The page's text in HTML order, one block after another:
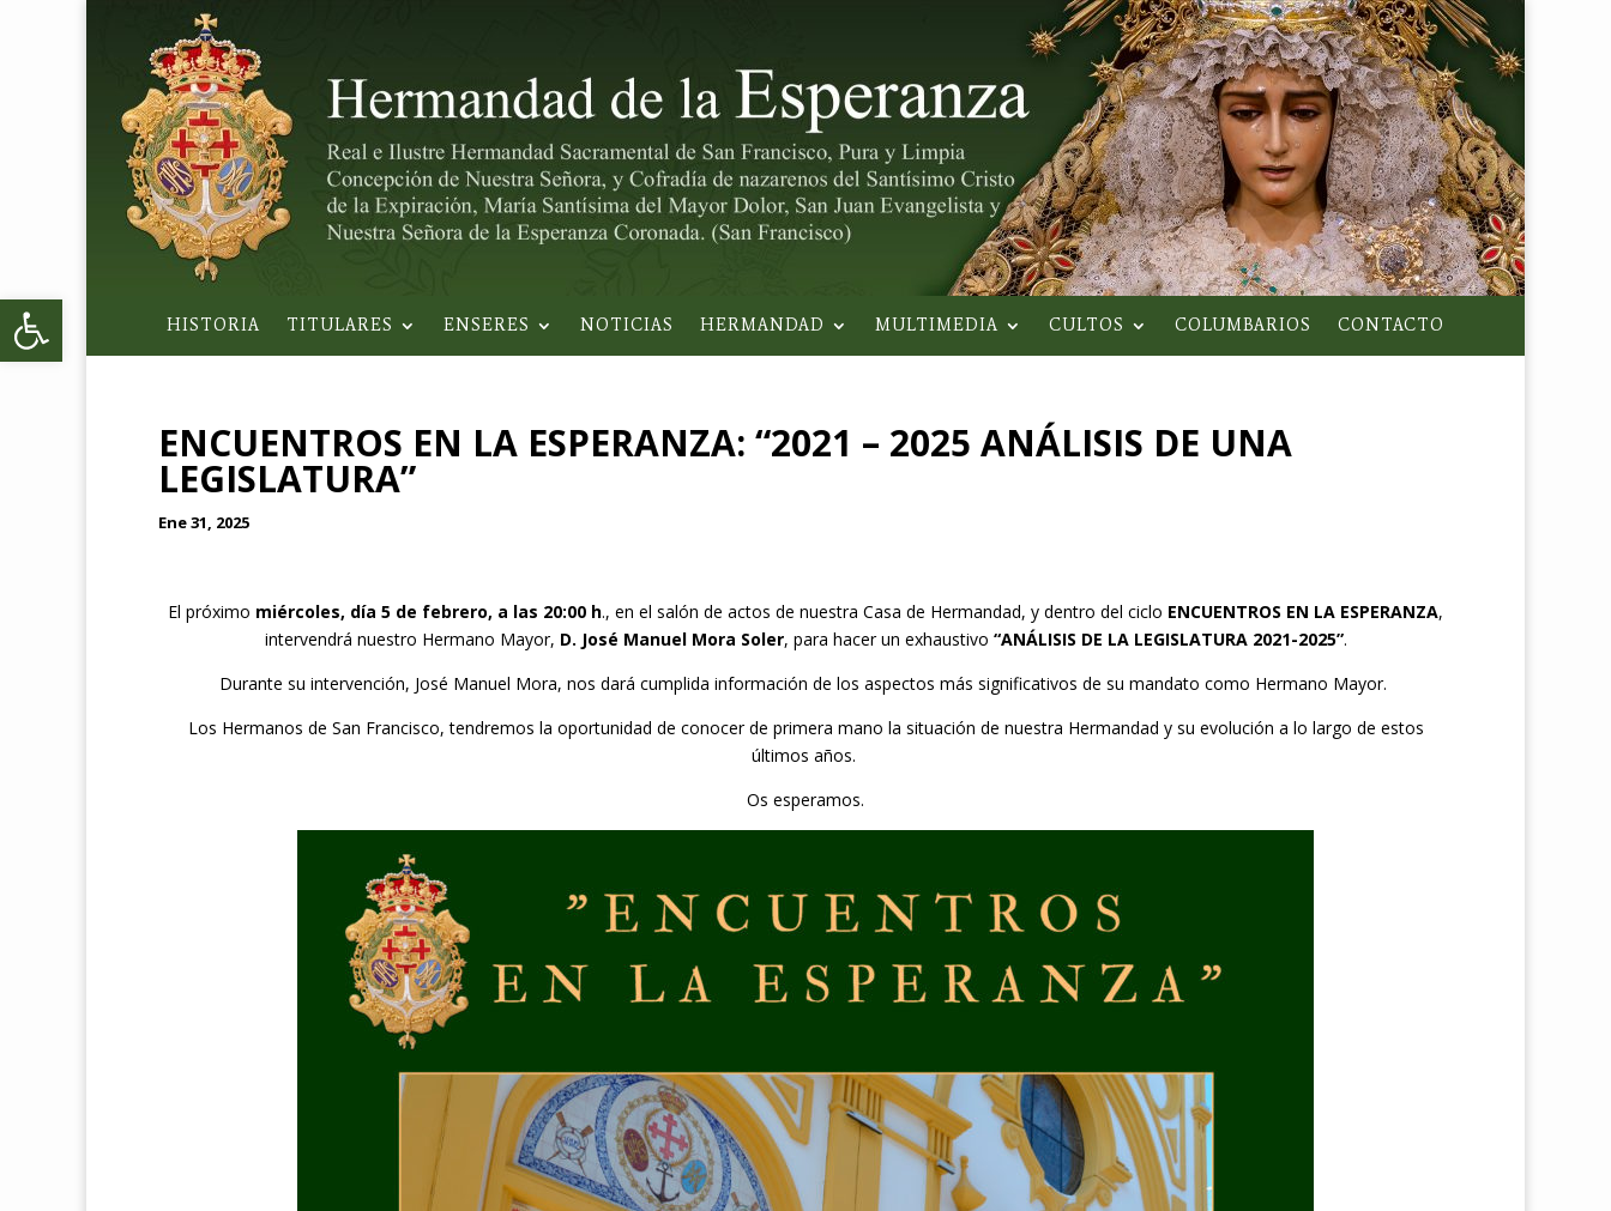
Abrir barra de herramientas
HISTORIA TITULARES ENSERES NOTICIAS HERMANDAD MULTIMEDIA CULTOS COLUMBARIOS CONTACTO
ENCUENTROS EN LA ESPERANZA: “2021 – 2025 ANÁLISIS DE UNA
LEGISLATURA”
Ene 31, 2025
El próximo miércoles, día 5 de febrero, a las 20:00 h., en el salón de actos de nuestra Casa de Hermandad, y dentro del ciclo ENCUENTROS EN LA ESPERANZA,
intervendrá nuestro Hermano Mayor, D. José Manuel Mora Soler, para hacer un exhaustivo “ANÁLISIS DE LA LEGISLATURA 2021-2025”.
Durante su intervención, José Manuel Mora, nos dará cumplida información de los aspectos más significativos de su mandato como Hermano Mayor.
Los Hermanos de San Francisco, tendremos la oportunidad de conocer de primera mano la situación de nuestra Hermandad y su evolución a lo largo de estos
últimos años.
Os esperamos.